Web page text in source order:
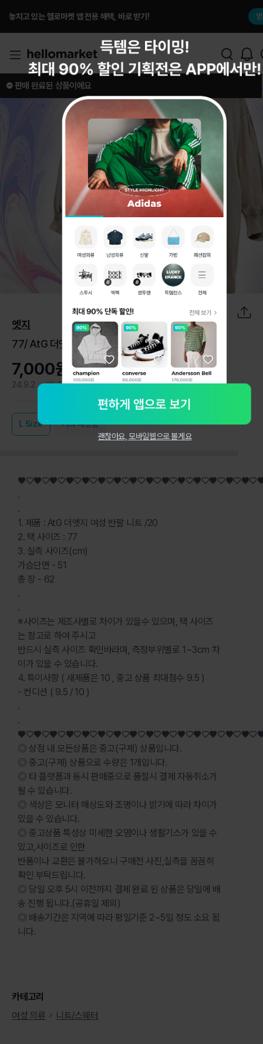
놓치고 있는 헬로마켓 앱 전용 해택, 바로 받기!
6
⛔️ 판매 완료된 상품이에요
엣지
77/ AtG 더엣지 여성 반팔 니트 /20
7,000원
24.9.2 1
L Size 거의 새상품
.
.
1. 제품 : AtG 더엣지 여성 반팔 니트 /20
2. 택 사이즈 : 77
3. 실측 사이즈(cm)
가슴단면 - 51
총 장 - 62
.
.
※사이즈는 제조사별로 차이가 있을수 있으며, 택 사이즈
는 참고로 하여 주시고
반드시 실측 사이즈 확인바라며, 측정부위별로 1~3cm 차
이가 있을 수 있습니다.
4. 특이사항 ( 새제품은 10 , 중고 상품 최대점수 9.5 )
- 컨디션 ( 9.5 / 10 )
.
.
◎ 상점 내 모든상품은 중고(구제) 상품입니다.
◎ 중고(구제) 상품으로 수량은 1개입니다.
◎ 타 플랫폼과 동시 판매중으로 품절시 결제 자동취소가
될 수 있습니다.
◎ 색상은 모니터 해상도와 조명이나 밝기에 따라 차이가
있을 수 있습니다.
◎ 중고상품 특성상 미세한 오염이나 생활기스가 있을 수
있고,사이즈로 인한
반품이나 교환은 불가하오니 구매전 사진,실측을 꼼꼼히
확인 부탁드립니다.
◎ 당일 오후 5시 이전까지 결제 완료 된 상품은 당일에 배
송 진행 됩니다.(공휴일 제외)
◎ 배송기간은 지역에 따라 평일기준 2~5일 정도 소요 됩
니다.
카테고리
여성 의류
니트/스웨터
괜찮아요, 모바일웹으로 볼게요